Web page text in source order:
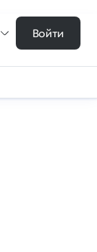
Войти